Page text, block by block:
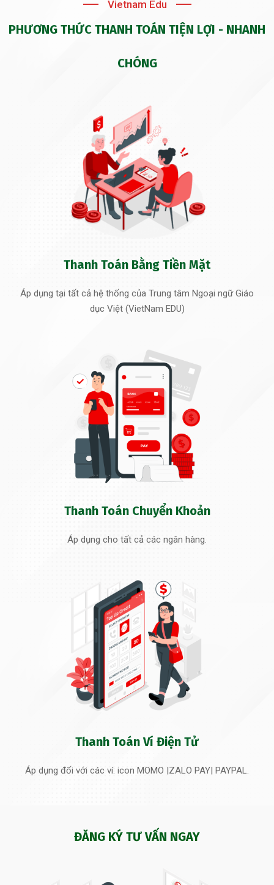
Vietnam Edu
PHƯƠNG THỨC THANH TOÁN TIỆN LỢI - NHANH
CHÓNG
Thanh Toán Bằng Tiền Mặt
Áp dụng tại tất cả hệ thống của Trung tâm Ngoại ngữ Giáo
dục Việt (VietNam EDU)
Thanh Toán Chuyển Khoản
Áp dụng cho tất cả các ngân hàng.
Thanh Toán Ví Điện Tử
Áp dụng đối với các ví: icon MOMO |ZALO PAY| PAYPAL.
ĐĂNG KÝ TƯ VẤN NGAY